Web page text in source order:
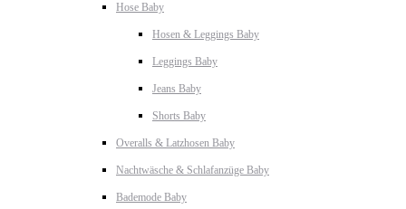
Hose Baby
Hosen & Leggings Baby
Leggings Baby
Jeans Baby
Shorts Baby
Overalls & Latzhosen Baby
Nachtwäsche & Schlafanzüge Baby
Bademode Baby